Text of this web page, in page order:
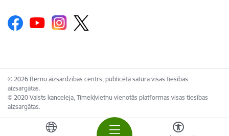
© 2026 Bērnu aizsardzības centrs, publicētā satura visas tiesības
aizsargātas.
© 2020 Valsts kanceleja, Tīmekļvietņu vienotās platformas visas tiesības
aizsargātas.